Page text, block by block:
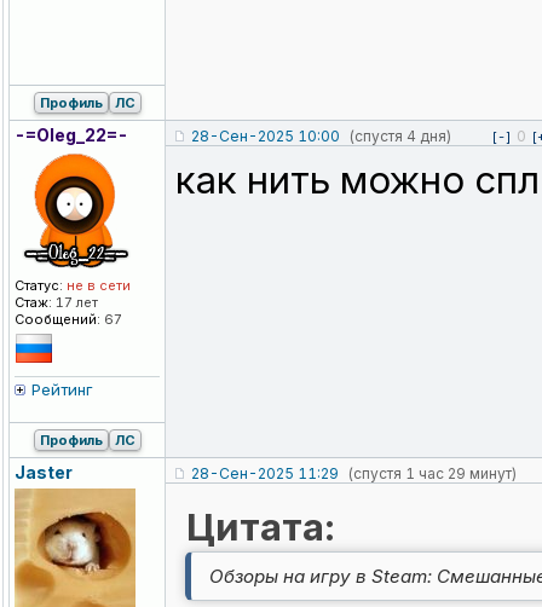
Профиль ЛС
-=Oleg_22=-
Статус: не в сети
Стаж: 17 лет
Сообщений: 67
Рейтинг
28-Сен-2025 10:00 (спустя 4 дня) [-] 0
как нить можно
Профиль ЛС
Jaster 28-Сен-2025 11:29 (спустя 1 час 29 минут)
Цитата:
Обзоры на игру в Steam: